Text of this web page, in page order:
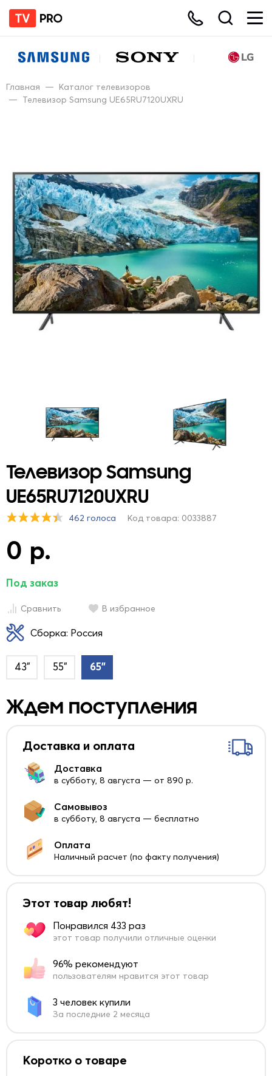
Главная — Каталог телевизоров
— Телевизор Samsung UE65RU7120UXRU
Телевизор Samsung
UE65RU7120UXRU
462 голоса Код товара: 0033887
0 р.
Под заказ
Сравнить В избранное
Сборка: Россия
43" 55" 65"
Ждем поступления
Доставка и оплата
Доставка
в субботу, 8 августа — от 890 р.
Самовывоз
в субботу, 8 августа — бесплатно
Оплата
Наличный расчет (по факту получения)
Этот товар любят!
Понравился 433 раз
этот товар получили отличные оценки
96% рекомендуют
пользователям нравится этот товар
3 человек купили
За последние 2 месяца
Коротко о товаре